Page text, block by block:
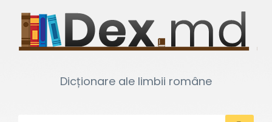
Dicționare ale limbii române